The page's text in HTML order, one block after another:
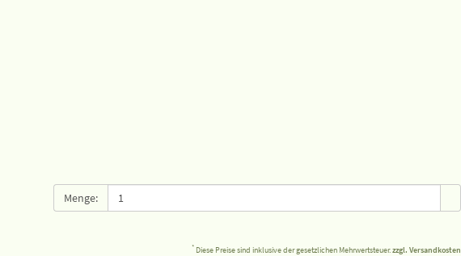
Menge:
* Diese Preise sind inklusive der gesetzlichen Mehrwertsteuer.zzgl. Versandkosten